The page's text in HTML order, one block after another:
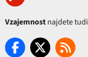
Vzajemnostnajdete